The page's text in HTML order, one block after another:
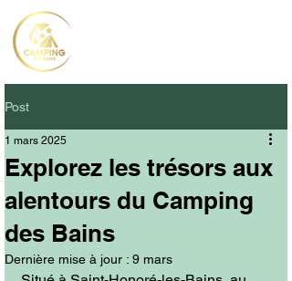
Post
Explorez les trésors aux
alentours du Camping
des Bains
1 mars 2025
Dernière mise à jour : 9 mars